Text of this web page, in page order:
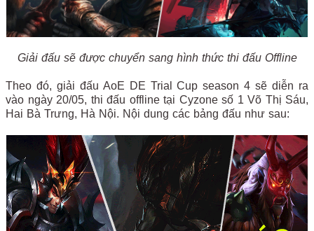
Giải đấu sẽ được chuyển sang hình thức thi đấu Offline
Theo đó, giải đấu AoE DE Trial Cup season 4 sẽ diễn ra
vào ngày 20/05, thi đấu offline tại Cyzone số 1 Võ Thị Sáu,
Hai Bà Trưng, Hà Nội. Nội dung các bảng đấu như sau: